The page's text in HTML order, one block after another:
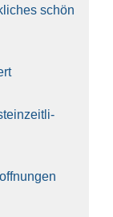
schön